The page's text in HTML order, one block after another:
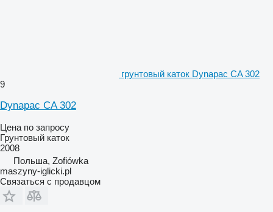
грунтовый каток Dynapac CA 302
9
Dynapac CA 302
Цена по запросу
Грунтовый каток
2008
Польша, Zofiówka
maszyny-iglicki.pl
Связаться с продавцом